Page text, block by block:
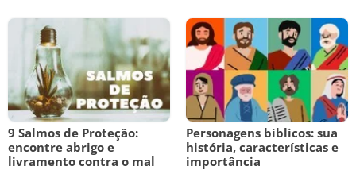
9 Salmos de Proteção:
encontre abrigo e
livramento contra o mal
Personagens bíblicos: sua
história, características e
importância